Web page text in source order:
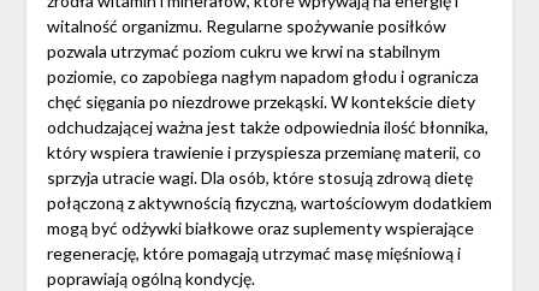
witalność organizmu. Regularne spożywanie posiłków
pozwala utrzymać poziom cukru we krwi na stabilnym
poziomie, co zapobiega nagłym napadom głodu i ogranicza
chęć sięgania po niezdrowe przekąski. W kontekście diety
odchudzającej ważna jest także odpowiednia ilość błonnika,
który wspiera trawienie i przyspiesza przemianę materii, co
sprzyja utracie wagi. Dla osób, które stosują zdrową dietę
połączoną z aktywnością fizyczną, wartościowym dodatkiem
mogą być odżywki białkowe oraz suplementy wspierające
regenerację, które pomagają utrzymać masę mięśniową i
poprawiają ogólną kondycję.